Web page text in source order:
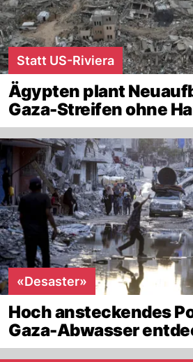
Statt US-Riviera
Ägypten plant
Gaza-Streifen ohne
«Desaster»
Hoch ansteckendes
Gaza-Abwasser